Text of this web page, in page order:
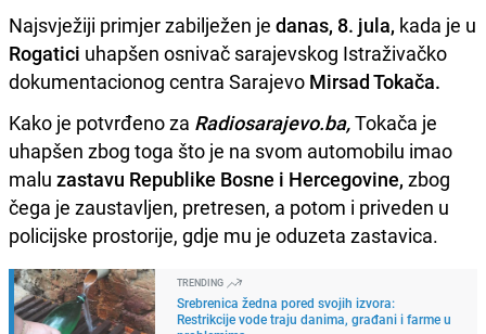
Najsvježiji primjer zabilježen je danas, 8. jula, kada je u
Rogatici uhapšen osnivač sarajevskog Istraživačko
dokumentacionog centra Sarajevo Mirsad Tokača.
Kako je potvrđeno za Radiosarajevo.ba,Tokača je
uhapšen zbog toga što je na svom automobilu imao
malu zastavu Republike Bosne i Hercegovine, zbog
čega je zaustavljen, pretresen, a potom i priveden u
policijske prostorije, gdje mu je oduzeta zastavica.
TRENDING
Srebrenica žedna pored svojih izvora:
Restrikcije vode traju danima, građani i farme u